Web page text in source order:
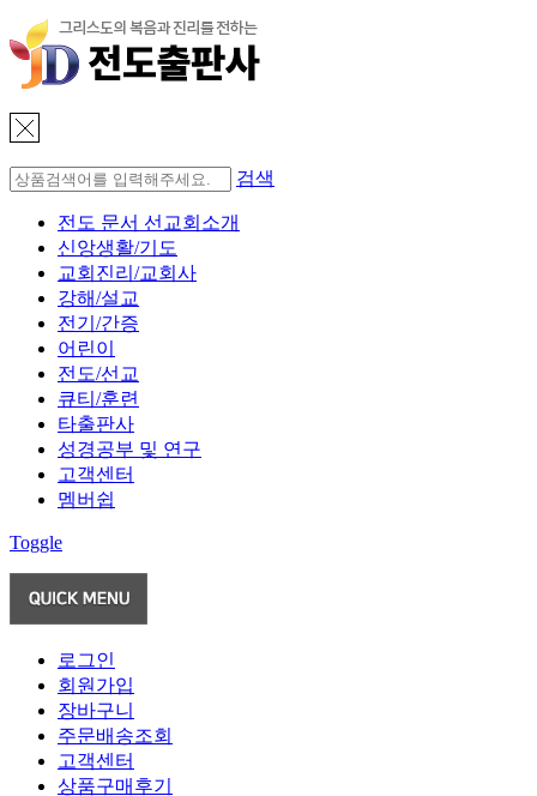
검색
전도 문서 선교회소개
신앙생활/기도
교회진리/교회사
강해/설교
전기/간증
어린이
전도/선교
큐티/훈련
타출판사
성경공부 및 연구
고객센터
멤버쉽
Toggle
로그인
회원가입
장바구니
주문배송조회
고객센터
상품구매후기